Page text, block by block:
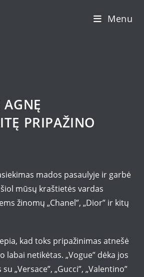
Menu
PRIPAŽINO
mados pasaulyje ir garbė
mūsų kraštietės vardas
žinomų „Chanel”, „Dior” ir kitų
kad toks pripažinimas atnešė
labai netikėtas. „Vogue” dėka jos
„Versace”, „Gucci”, „Valentino”